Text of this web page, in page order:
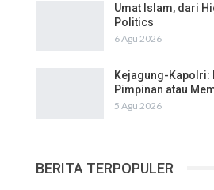
Umat Islam, dari
Politics
6 Agu 2026
Kejagung-Kapolri:
Pimpinan atau
5 Agu 2026
BERITA TERPOPULER